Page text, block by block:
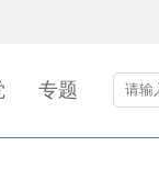
专题